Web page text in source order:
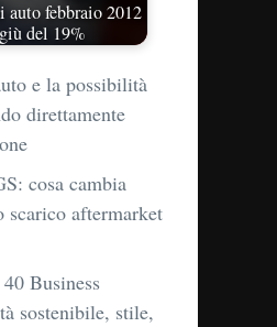
febbraio 2012
del 19%
e la possibilità
direttamente
cosa cambia
scarico aftermarket
Business
sostenibile, stile,